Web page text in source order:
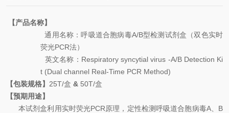
【产品名称】
通用名称：呼吸道合胞病毒A/B型检测试剂盒（双色实时
荧光PCR法）
英文名称 ： Respiratory syncytial virus -A/B Detection Ki
t (Dual channel Real-Time PCR Method)
【包装规格】 25T/盒 & 50T/盒
【预期用途】
本试剂盒利用实时荧光PCR原理，定性检测呼吸道合胞病毒A、 B